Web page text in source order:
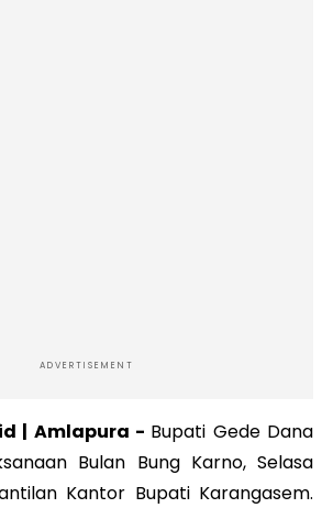
ADVERTISEMENT
| Amlapura - Bupati Gede Dana
Bulan Bung Karno, Selasa
Kantor Bupati Karangasem.